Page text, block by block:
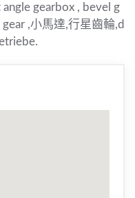
gearbox , bevel g
,小馬達,行星齒輪,d